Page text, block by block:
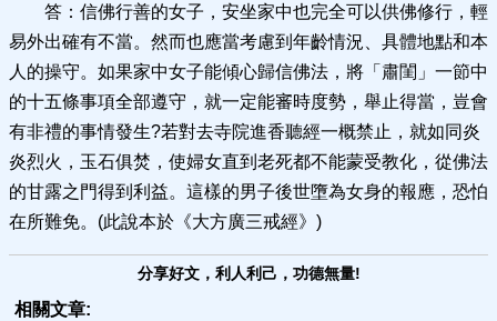
答：信佛行善的女子，安坐家中也完全可以供佛修行，輕
易外出確有不當。然而也應當考慮到年齡情況、具體地點和本
人的操守。如果家中女子能傾心歸信佛法，將「肅閨」一節中
的十五條事項全部遵守，就一定能審時度勢，舉止得當，豈會
有非禮的事情發生?若對去寺院進香聽經一概禁止，就如同炎
炎烈火，玉石俱焚，使婦女直到老死都不能蒙受教化，從佛法
的甘露之門得到利益。這樣的男子後世墮為女身的報應，恐怕
在所難免。(此說本於《大方廣三戒經》)
分享好文，利人利己，功德無量!
相關文章: